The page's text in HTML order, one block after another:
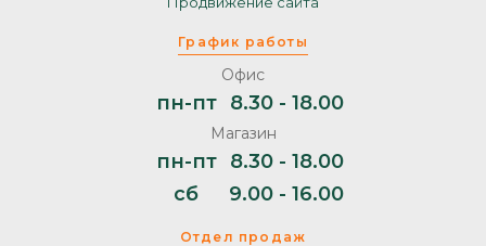
Отдел продаж
График работы
Офис
пн-пт 8.30 - 18.00
Магазин
пн-пт
8.30 - 18.00
сб
9.00 - 16.00